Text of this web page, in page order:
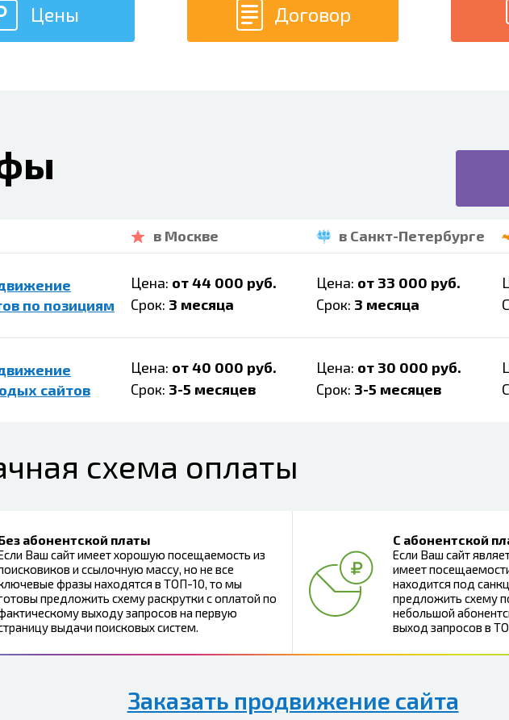
Цены Договор
в Москве в Санкт-Петербурге
по позициям
Цена: от 44 000 руб.
Срок: 3 месяца
Цена: от 33 000 руб.
Срок: 3 месяца
сайтов
Цена: от 40 000 руб.
Срок: 3-5 месяцев
Цена: от 30 000 руб.
Срок: 3-5 месяцев
схема оплаты
абонентской платы
Ваш сайт имеет хорошую посещаемость из
и ссылочную массу, но не все
фразы находятся в ТОП-10, то мы
предложить схему раскрутки с оплатой по
выходу запросов на первую
выдачи поисковых систем.
С абонентской
Если Ваш сайт
имеет
находится под
предложить схему
небольшой
выход запросов в
Заказать продвижение сайта